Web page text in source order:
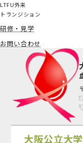
LTFU外来
トランジション
研修・見学
お問い合わせ
大阪公立大